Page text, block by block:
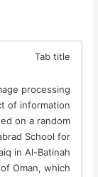
Tab title
processing
of information
on a random
School for
in Al-Batinah
Oman, which